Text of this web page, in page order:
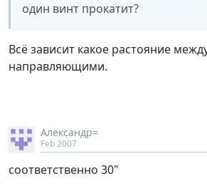
один винт прокатит?
Всё зависит какое растояние
направляющими.
Александр=
Feb 2007
соответственно 30"